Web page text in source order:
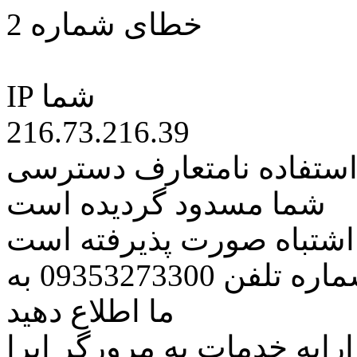
خطای شماره 2
IP شما
216.73.216.39
نامتعارف دسترسی
شما مسدود گردیده است
اشتباه صورت پذیرفته است
مراتب این مسئله را از طریق شماره تلفن 09353273300 به
ما اطلاع دهید
خدمات به مرورگر اپرا